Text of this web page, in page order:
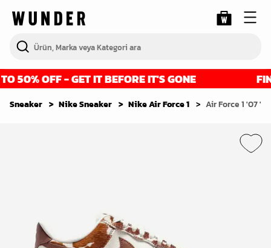
OFF - GET IT BEFORE IT'S GONE
Sneaker Nike Sneaker Nike Air Force 1 Air Force 1 '07